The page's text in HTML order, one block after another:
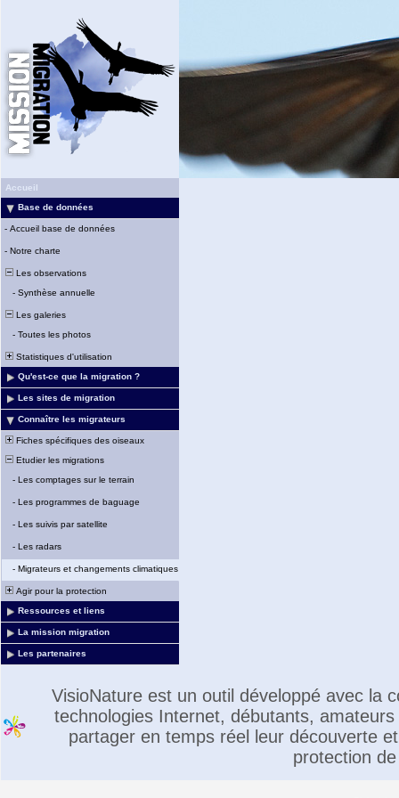
Accueil
Base de données
- Accueil base de données
- Notre charte
Les observations
- Synthèse annuelle
Les galeries
- Toutes les photos
Statistiques d'utilisation
Qu'est-ce que la migration ?
Les sites de migration
Connaître les migrateurs
Fiches spécifiques des oiseaux
Etudier les migrations
- Les comptages sur le terrain
- Les programmes de baguage
- Les suivis par satellite
- Les radars
- Migrateurs et changements climatiques
Agir pour la protection
Ressources et liens
La mission migration
Les partenaires
VisioNature est un outil développé avec la
technologies Internet, débutants,
partager en temps réel leur découverte
protection